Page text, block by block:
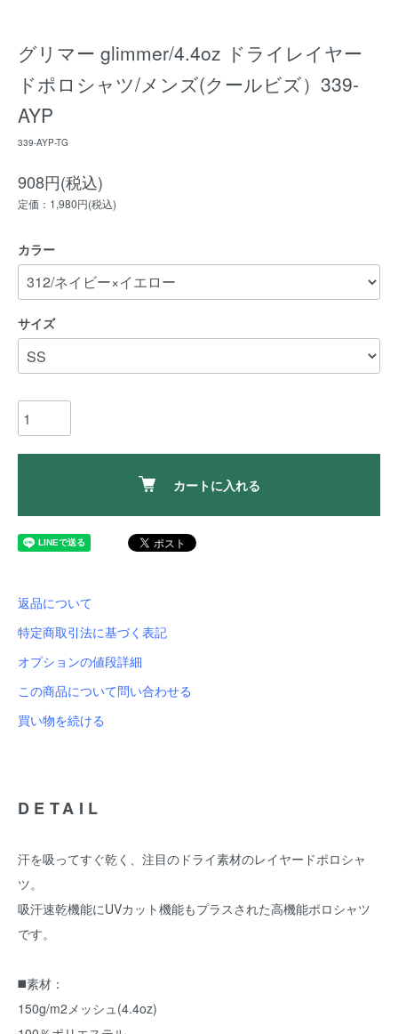
グリマー glimmer/4.4oz ドライレイヤー
ドポロシャツ/メンズ(クールビズ）339-
AYP
339-AYP-TG
908円(税込)
定価：1,980円(税込)
カラー
サイズ
カートに入れる
返品について
特定商取引法に基づく表記
オプションの値段詳細
この商品について問い合わせる
買い物を続ける
DETAIL
汗を吸ってすぐ乾く、注目のドライ素材のレイヤードポロシャ
ツ。
吸汗速乾機能にUVカット機能もプラスされた高機能ポロシャツ
です。
◼️素材：
150g/m2メッシュ(4.4oz)